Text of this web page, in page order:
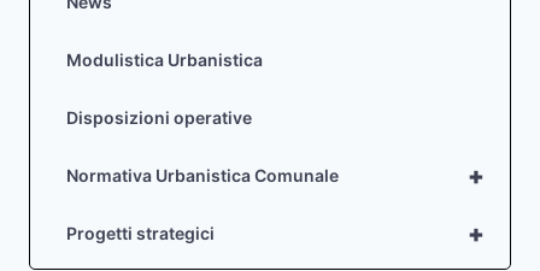
Modulistica Urbanistica
Disposizioni operative
+
Normativa Urbanistica Comunale
+
Progetti strategici